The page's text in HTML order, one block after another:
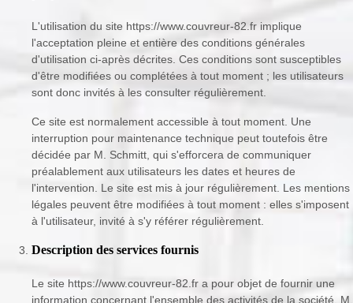
L'utilisation du site https://www.couvreur-82.fr implique
l'acceptation pleine et entière des conditions générales
d'utilisation ci-après décrites. Ces conditions sont susceptibles
d'être modifiées ou complétées à tout moment ; les utilisateurs
sont donc invités à les consulter régulièrement.
Ce site est normalement accessible à tout moment. Une
interruption pour maintenance technique peut toutefois être
décidée par M. Schmitt, qui s'efforcera de communiquer
préalablement aux utilisateurs les dates et heures de
l'intervention. Le site est mis à jour régulièrement. Les mentions
légales peuvent être modifiées à tout moment : elles s'imposent
à l'utilisateur, invité à s'y référer régulièrement.
Description des services fournis
Le site https://www.couvreur-82.fr a pour objet de fournir une
information concernant l'ensemble des activités de la société. M.